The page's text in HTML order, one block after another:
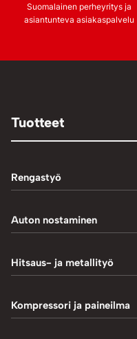
Suomalainen perheyritys ja
asiantunteva asiakaspalvelu
Tuotteet
Rengastyö
Palteennostin
Rengastarvikkeet/työkalut
Rengasventtiilit
Auton nostaminen
1-Pilarinostimet
4-Pilarinostimet
Hitsaus- ja metallityö
Hitsaustarvikkeet
Kompressori ja paineilma